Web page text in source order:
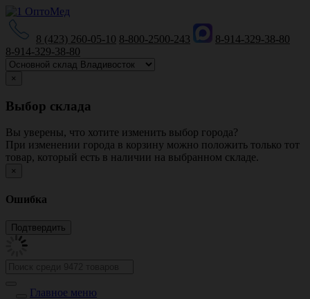
8 (423) 260-05-10 8-800-2500-243
8-914-329-38-80
8-914-329-38-80
×
Выбор склада
Вы уверены, что хотите изменить выбор города?
При изменении города в корзину можно положить только тот
товар, который есть в наличии на выбранном складе.
×
Ошибка
Главное меню